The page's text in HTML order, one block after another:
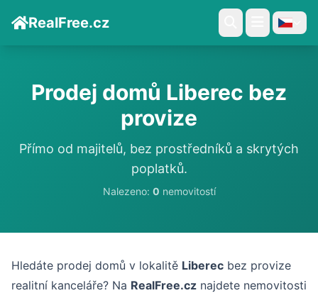
RealFree.cz
Prodej domů Liberec bez
provize
Přímo od majitelů, bez prostředníků a skrytých
poplatků.
Nalezeno: 0 nemovitostí
Hledáte prodej domů v lokalitě Liberec bez provize
realitní kanceláře? Na RealFree.cz najdete nemovitosti